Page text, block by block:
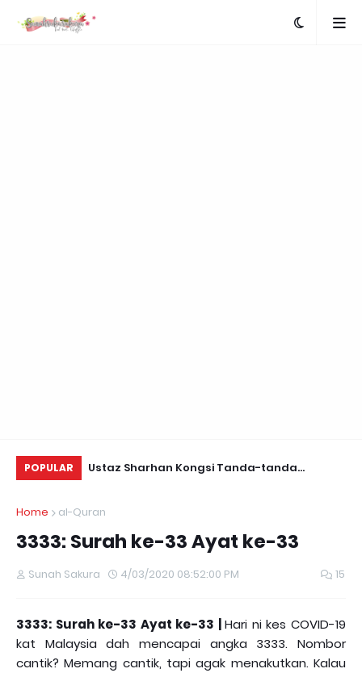
POPULAR
Retreats,
Ustaz Sharhan Kongsi Tanda-tanda
Home al-Quran
3333: Surah ke-33 Ayat ke-33
Sunah Sakura 4/03/2020 08:52:00 PM 15
3333: Surah ke-33 Ayat ke-33 |Hari ni kes COVID-19
kat Malaysia dah mencapai angka 3333. Nombor
cantik? Memang cantik, tapi agak menakutkan. Kalau